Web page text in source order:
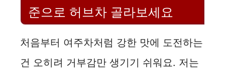
준으로 허브차 골라보세요
처음부터 여주차처럼 강한 맛에 도전하는
건 오히려 거부감만 생기기 쉬워요. 저는